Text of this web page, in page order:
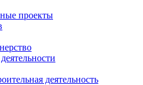
проекты
деятельность